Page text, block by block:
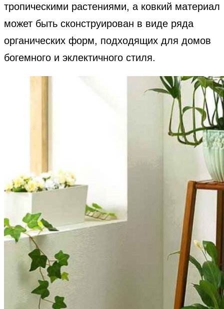
тропическими растениями, а ковкий материал
может быть сконструирован в виде ряда
органических форм, подходящих для домов
богемного и эклектичного стиля.